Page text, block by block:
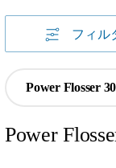
フィル
Power Flosser
Power